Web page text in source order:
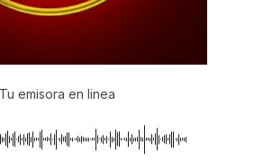
Tu emisora en linea